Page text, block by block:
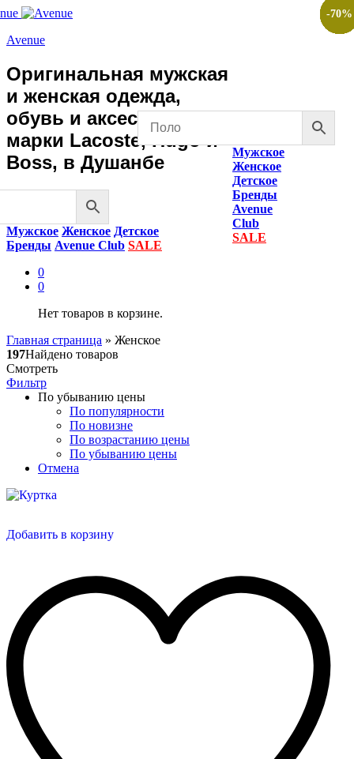
Avenue
Оригинальная мужская
и женская одежда,
обувь и аксессуары
марки Lacoste, Hugo и
Boss, в Душанбе
Мужское Женское Детское
Бренды Avenue Club SALE
0
0
Нет товаров в корзине.
Мужское
Женское
Детское
Бренды
Avenue
Club
SALE
Главная страница » Женское
197Найдено товаров
Смотреть
Фильтр
По убыванию цены
По популярности
По новизне
По возрастанию цены
По убыванию цены
Отмена
Добавить в корзину
-50%
-50%
-70%
-50%
-50%
-50%
-50%
-50%
-50%
-50%
-50%
-50%
-50%
-50%
-70%